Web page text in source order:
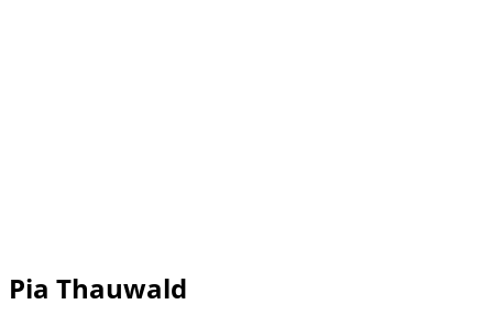
Pia Thauwald